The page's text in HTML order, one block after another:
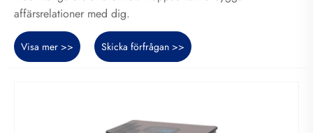
affärsrelationer med dig.
Visa mer >> Skicka förfrågan >>